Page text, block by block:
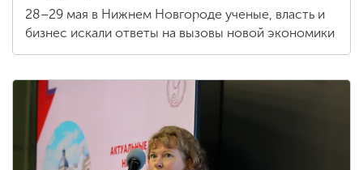
28–29 мая в Нижнем Новгороде ученые, власть и
бизнес искали ответы на вызовы новой экономики